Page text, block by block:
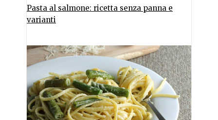
Pasta al salmone: ricetta senza panna e
varianti